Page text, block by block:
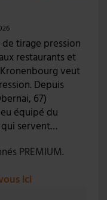
de tirage pression
restaurants et
veut
Depuis
67)
équipé du
qui servent…
PREMIUM.
ici